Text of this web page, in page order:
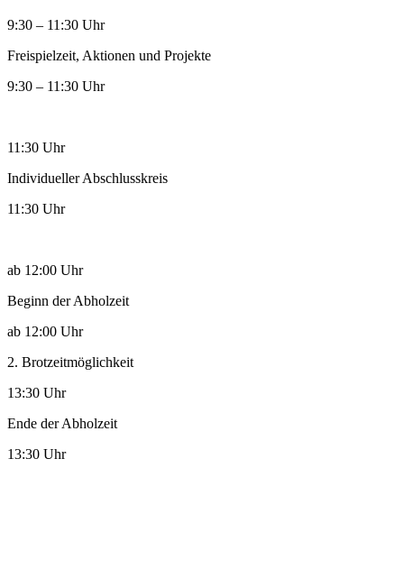
9:30 – 11:30 Uhr
Freispielzeit, Aktionen und Projekte
9:30 – 11:30 Uhr
11:30 Uhr
Individueller Abschlusskreis
11:30 Uhr
ab 12:00 Uhr
Beginn der Abholzeit
ab 12:00 Uhr
2. Brotzeitmöglichkeit
13:30 Uhr
Ende der Abholzeit
13:30 Uhr